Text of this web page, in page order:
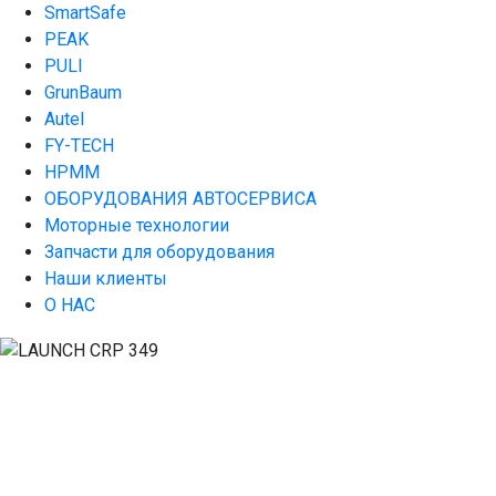
SmartSafe
PEAK
PULI
GrunBaum
Autel
FY-TECH
HPMM
ОБОРУДОВАНИЯ АВТОСЕРВИСА
Моторные технологии
Запчасти для оборудования
Наши клиенты
О НАС